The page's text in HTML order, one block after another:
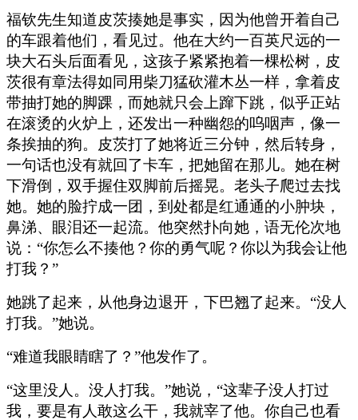
福钦先生知道皮茨揍她是事实，因为他曾开着自己
的车跟着他们，看见过。他在大约一百英尺远的一
块大石头后面看见，这孩子紧紧抱着一棵松树，皮
茨很有章法得如同用柴刀猛砍灌木丛一样，拿着皮
带抽打她的脚踝，而她就只会上蹿下跳，似乎正站
在滚烫的火炉上，还发出一种幽怨的呜咽声，像一
条挨抽的狗。皮茨打了她将近三分钟，然后转身，
一句话也没有就回了卡车，把她留在那儿。她在树
下滑倒，双手握住双脚前后摇晃。老头子爬过去找
她。她的脸拧成一团，到处都是红通通的小肿块，
鼻涕、眼泪还一起流。他突然扑向她，语无伦次地
说：“你怎么不揍他？你的勇气呢？你以为我会让他
打我？”
她跳了起来，从他身边退开，下巴翘了起来。“没人
打我。”她说。
“难道我眼睛瞎了？”他发作了。
“这里没人。没人打我。”她说，“这辈子没人打过
我，要是有人敢这么干，我就宰了他。你自己也看